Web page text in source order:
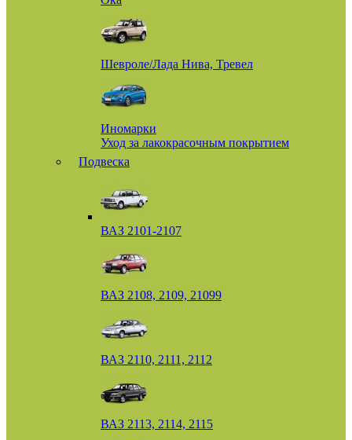
Шевроле/Лада Нива, Тревел
Иномарки
Уход за лакокрасочным покрытием
Подвеска
ВАЗ 2101-2107
ВАЗ 2108, 2109, 21099
ВАЗ 2110, 2111, 2112
ВАЗ 2113, 2114, 2115